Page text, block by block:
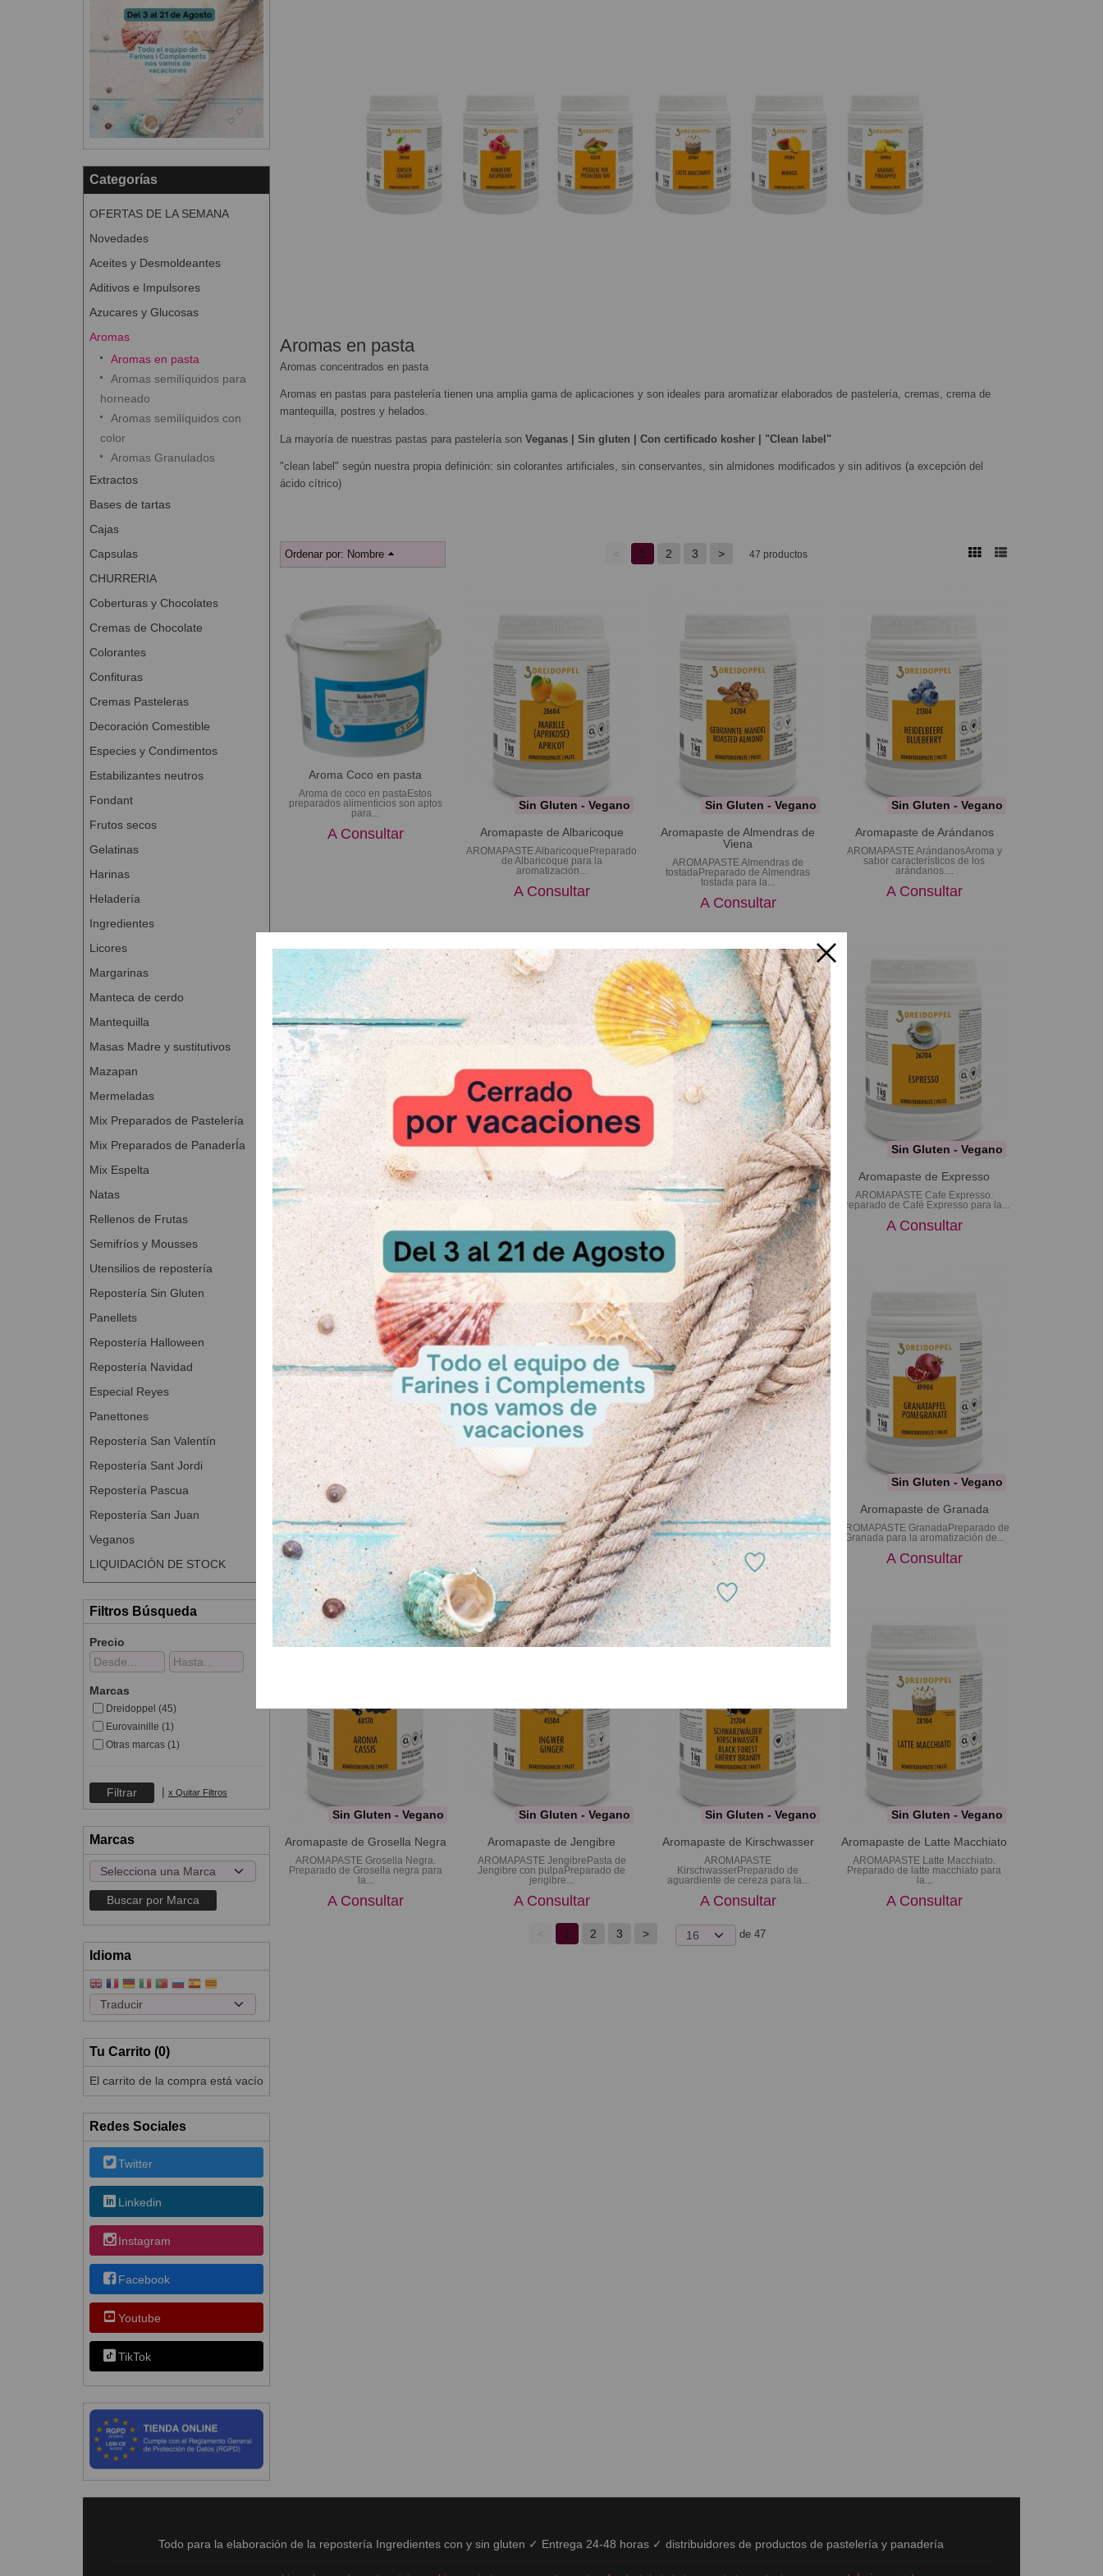
Categorías
OFERTAS DE LA SEMANA
Novedades
Aceites y Desmoldeantes
Aditivos e Impulsores
Azucares y Glucosas
Aromas
Aromas en pasta
Aromas semilíquidos para
horneado
Aromas semilíquidos con
color
Aromas Granulados
Extractos
Bases de tartas
Cajas
Capsulas
CHURRERIA
Coberturas y Chocolates
Cremas de Chocolate
Colorantes
Confituras
Cremas Pasteleras
Decoración Comestible
Especies y Condimentos
Estabilizantes neutros
Fondant
Frutos secos
Gelatinas
Harinas
Heladería
Ingredientes
Licores
Margarinas
Manteca de cerdo
Mantequilla
Masas Madre y sustitutivos
Mazapan
Mermeladas
Mix Preparados de Pastelería
Mix Preparados de PanaderÍa
Mix Espelta
Natas
Rellenos de Frutas
Semifríos y Mousses
Utensilios de repostería
Repostería Sin Gluten
Panellets
Repostería Halloween
Repostería Navidad
Especial Reyes
Panettones
Repostería San Valentín
Repostería Sant Jordi
Repostería Pascua
Repostería San Juan
Veganos
LIQUIDACIÓN DE STOCK
Filtros Búsqueda
Precio
Marcas
Dreidoppel (45)
Eurovainille (1)
Otras marcas (1)
| x Quitar Filtros
Marcas
Idioma
Tu Carrito (0)
El carrito de la compra está vacío
Redes Sociales
Twitter
Linkedin
Instagram
Facebook
Youtube
TikTok
Aromas en pasta
Aromas concentrados en pasta
Aromas en pastas para pastelería tienen una amplia gama de aplicaciones y son ideales para aromatizar elaborados de pastelería, cremas, crema de
mantequilla, postres y helados.
La mayoría de nuestras pastas para pastelería son Veganas | Sin gluten | Con certificado kosher | "Clean label"
"clean label" según nuestra propia definición: sin colorantes artificiales, sin conservantes, sin almidones modificados y sin aditivos (a excepción del
ácido cítrico)
Ordenar por: Nombre 1 2 3 > 47 productos
Aroma Coco en pasta
Aroma de coco en pastaEstos
preparados alimenticios son aptos
para...
A Consultar
Sin Gluten - Vegano
Aromapaste de Albaricoque
AROMAPASTE AlbaricoquePreparado
de Albaricoque para la
aromatización...
A Consultar
Sin Gluten - Vegano
Aromapaste de Almendras de
Viena
AROMAPASTE Almendras de
tostadaPreparado de Almendras
tostada para la...
A Consultar
Sin Gluten - Vegano
Aromapaste de Arándanos
AROMAPASTE ArándanosAroma y
sabor característicos de los
arándanos....
A Consultar
Sin Gluten - Vegano
Aromapaste de Caramelo
AROMAPASTE Caramelo Preparado
de caramelo para la aromatización
de...
A Consultar
Sin Gluten - Vegano
Aromapaste de Cereza
AROMAPASTE CerezaPreparado de
A Consultar
Sin Gluten - Vegano
Aromapaste de Crema de menta
AROMAPASTE Crema de MentaPasta
de Crema de menta con
licorRefrescante...
A Consultar
Sin Gluten - Vegano
Aromapaste de Expresso
AROMAPASTE Cafe Expresso.
Preparado de Café Expresso para la...
A Consultar
Sin Gluten - Vegano
Aromapaste de Frambuesa
AROMAPASTE Frambuesa.
Preparado de frambuesa para la
aromatización...
A Consultar
Sin Gluten - Vegano
Aromapaste de Fresa
AROMAPASTE Fresa Pasta de Fresa
con pulpa Aroma y sabor a fresa...
A Consultar
Sin Gluten - Vegano
Aromapaste de Fruta de la
pasión
AROMAPASTE Fruta de la pasión
Auténtico sabor afrutado y ácido,...
A Consultar
Sin Gluten - Vegano
Aromapaste de Granada
AROMAPASTE GranadaPreparado de
Granada para la aromatización de...
A Consultar
Sin Gluten - Vegano
Aromapaste de Grosella Negra
AROMAPASTE Grosella Negra.
Preparado de Grosella negra para
la...
A Consultar
Sin Gluten - Vegano
Aromapaste de Jengibre
AROMAPASTE JengibrePasta de
Jengibre con pulpaPreparado de
jengibre...
A Consultar
Sin Gluten - Vegano
Aromapaste de Kirschwasser
AROMAPASTE
KirschwasserPreparado de
aguardiente de cereza para la...
A Consultar
Sin Gluten - Vegano
Aromapaste de Latte Macchiato
AROMAPASTE Latte Macchiato.
Preparado de latte macchiato para
la...
A Consultar
1 2 3 > de 47
Todo para la elaboración de la repostería Ingredientes con y sin gluten ✓ Entrega 24-48 horas ✓ distribuidores de productos de pastelería y panadería